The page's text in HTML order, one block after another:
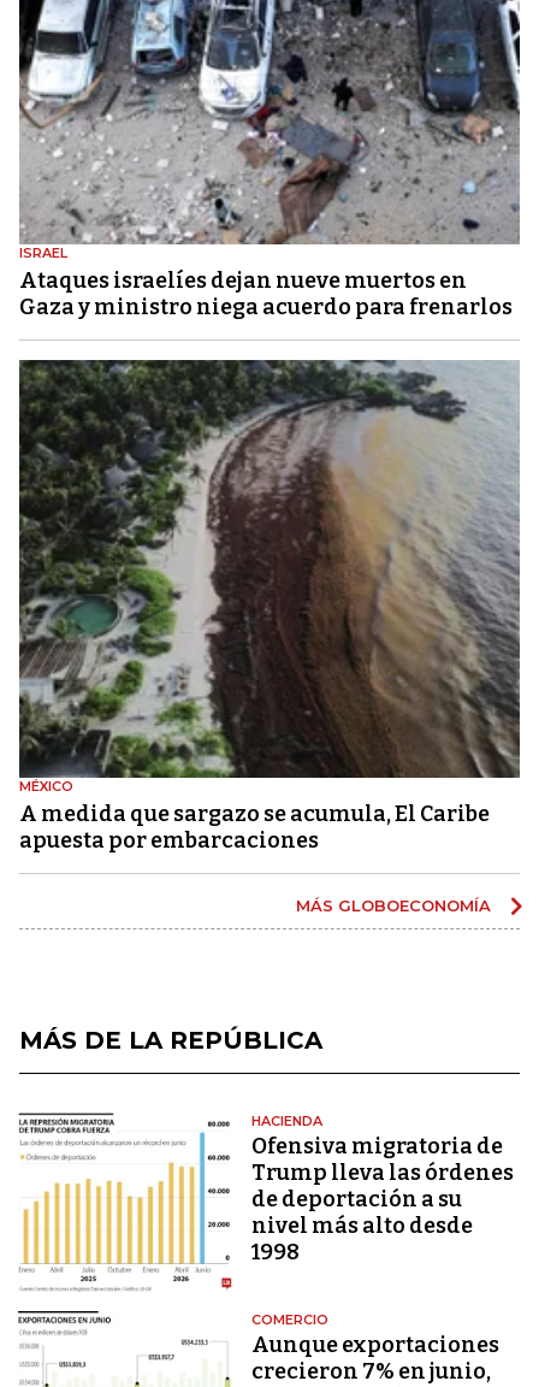
ISRAEL
Ataques israelíes dejan nueve muertos en
Gaza y ministro niega acuerdo para frenarlos
MÉXICO
A medida que sargazo se acumula, El Caribe
apuesta por embarcaciones
MÁS GLOBOECONOMÍA
MÁS DE LA REPÚBLICA
HACIENDA
Ofensiva migratoria de
Trump lleva las órdenes
de deportación a su
nivel más alto desde
1998
COMERCIO
Aunque exportaciones
crecieron 7% en junio,